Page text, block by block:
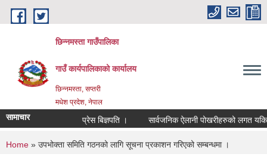
Skip to main content
छिन्नमस्ता गाउँपालिका
गाउँ कार्यपालिकाको कार्यालय
छिन्नमस्ता, सप्तरी
मधेश प्रदेश, नेपाल
सामाचार प्रेस बिज्ञपति । सार्वजनिक ऐलानी पोखरीहरुको लगत यकिन
You are here
Home » उपभोक्ता समिति गठनको लागि सूचना प्रकाशन गरिएको सम्बन्धमा ।